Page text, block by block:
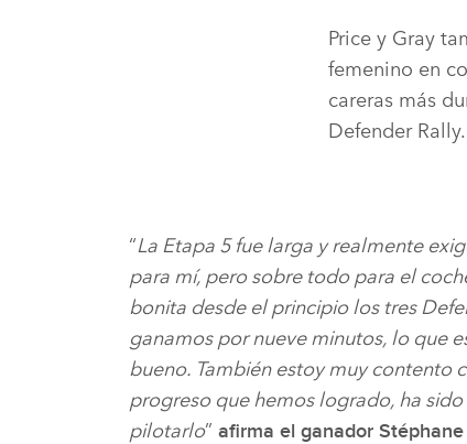
Price y Gray
femenino en
careras más
Defender Rally.
“La Etapa 5 fue larga y realmente
para mí, pero sobre todo para el
bonita desde el principio los tres
ganamos por nueve minutos, lo que
bueno. También estoy muy contento
progreso que hemos logrado, ha
pilotarlo” afirma el ganador